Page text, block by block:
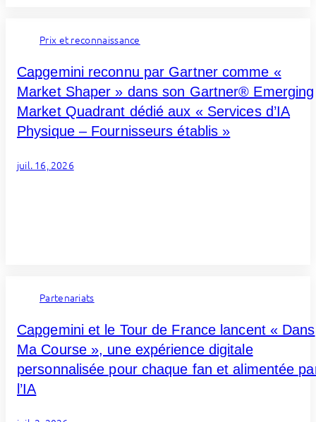
Prix et reconnaissance
Capgemini reconnu par Gartner comme «
Market Shaper » dans son Gartner® Emerging
Market Quadrant dédié aux « Services d’IA
Physique – Fournisseurs établis »
juil. 16, 2026
Partenariats
Capgemini et le Tour de France lancent « Dans
Ma Course », une expérience digitale
personnalisée pour chaque fan et alimentée
l’IA